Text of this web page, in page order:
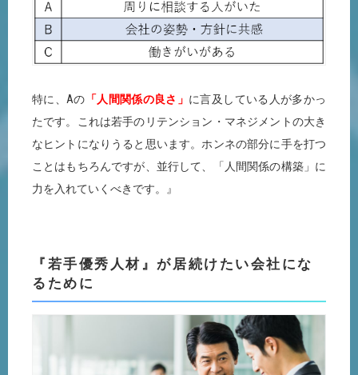
特に、Aの 「人間関係の良さ」 に言及している人が多かっ
たです。これは若手のリテンション・マネジメントの大き
なヒントになりうると思います。ホンネの部分に手を打つ
ことはもちろんですが、並行して、「人間関係の構築」に
力を入れていくべきです。』
『若手優秀人材』が居続けたい会社にな
るために